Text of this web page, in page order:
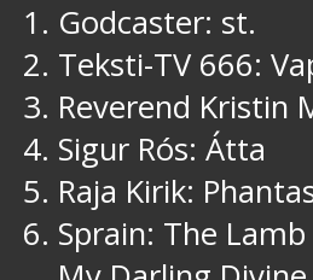
Godcaster: st.
Teksti-TV 666:
Reverend Kristin
Sigur Rós: Átta
Raja Kirik:
Sprain: The